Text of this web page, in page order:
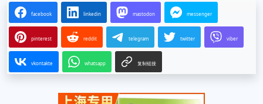
facebook linkedin mastodon messenger
pinterest reddit telegram twitter viber
vkontakte whatsapp 复制链接